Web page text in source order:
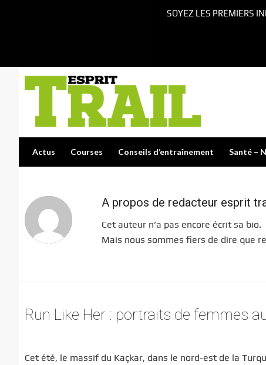
Actus Courses Conseils d’entraînement Santé –
A propos de redacteur esprit
Cet auteur n’a pas encore écrit sa bio.
Mais nous sommes fiers de dire que
Run Like Her : portraits de femmes
Cet été, le massif du Kaçkar, dans le nord-est de la
SOYEZ LES PREMIERS